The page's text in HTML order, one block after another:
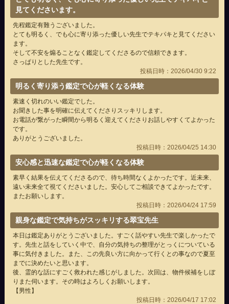
見てくださいます。
先程鑑定有難うございました。
とても明るく、でも心に寄り添った優しい先生でテキパキと見てください
ます。
そして不安を煽ることなく鑑定してくださるので信頼できます。
さっぱりとした先生です。
投稿日時：2026/04/30 9:22
明るく寄り添う鑑定で心が軽くなる体験
素速く切れのいい鑑定でした。
お聞きした事を明確に伝えてくださりスッキリします。
お電話が繋がった瞬間から明るく迎えてくださりお話しやすくてよかった
です。
ありがとうございました。
投稿日時：2026/04/25 14:30
安心感と迅速な鑑定で心が軽くなる体験
素早く結果を伝えてくださるので、待ち時間なくよかったです。近未来、
遠い未来全て視てくださいました。安心してご相談できてよかったです。
またお願いします。
投稿日時：2026/04/24 17:59
親身な鑑定で気持ちがスッキリする翠宝先生
本日は鑑定ありがとうございました。すごく話やすい先生で楽しかったで
す。先生と話をしていく中で、自分の気持ちの整理がとっくについている
事に気付きました。また、この先良い方に向かって行くとの事なので夏至
までに決めたいと思います。
後、霊的な話にすごく救われた感じがしました。次回は、物件候補をしぼ
りまた伺います。その時はよろしくお願いします。
【男性】
投稿日時：2026/04/17 17:02